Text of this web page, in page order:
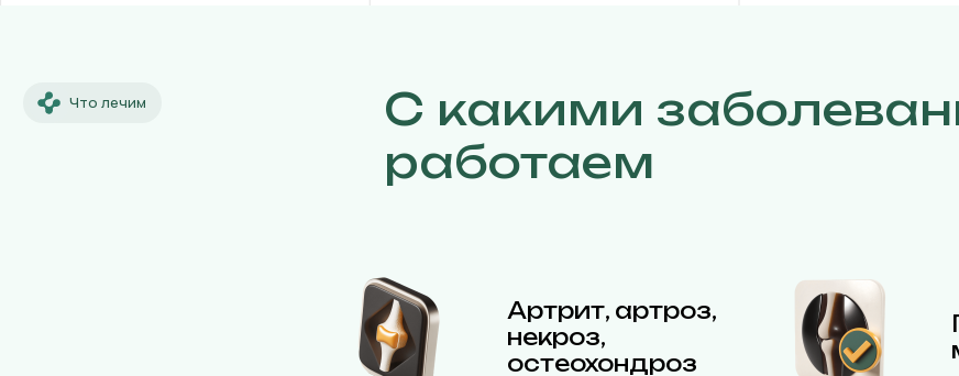
Что лечим
С какими
работаем
Артрит, артроз,
некроз,
остеохондроз